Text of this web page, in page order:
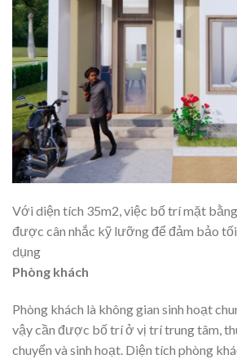
Với diện tích 35m2, việc bố trí mặt
được cân nhắc kỹ lưỡng để đảm bảo
dụng
Phòng khách
Phòng khách là không gian sinh hoạt
vậy cần được bố trí ở vị trí trung tâm,
chuyển và sinh hoạt. Diện tích phòng